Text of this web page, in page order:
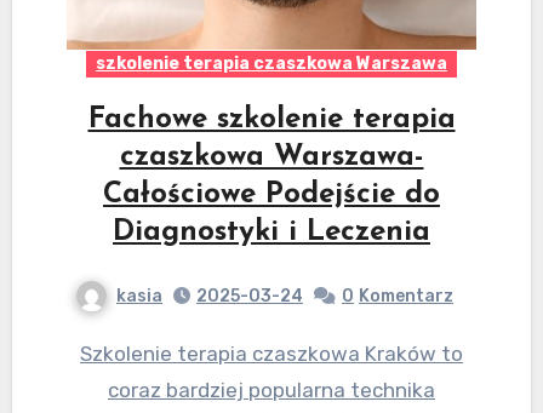
szkolenie terapia czaszkowa Warszawa
Fachowe szkolenie terapia
czaszkowa Warszawa-
Całościowe Podejście do
Diagnostyki i Leczenia
kasia 2025-03-24 0 Komentarz
Szkolenie terapia czaszkowa Kraków to
coraz bardziej popularna technika